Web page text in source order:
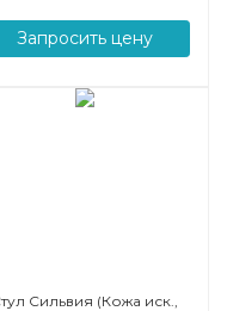
Запросить цену
Сильвия (Кожа иск.,